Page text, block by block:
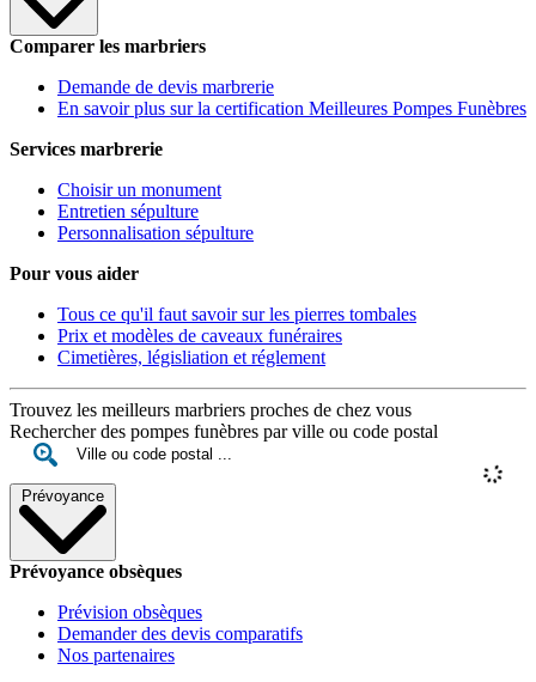
Comparer les marbriers
Demande de devis marbrerie
En savoir plus sur la certification Meilleures Pompes Funèbres
Services marbrerie
Choisir un monument
Entretien sépulture
Personnalisation sépulture
Pour vous aider
Tous ce qu'il faut savoir sur les pierres tombales
Prix et modèles de caveaux funéraires
Cimetières, législiation et réglement
Trouvez les meilleurs marbriers proches de chez vous
Rechercher des pompes funèbres par ville ou code postal
Prévoyance
Prévoyance obsèques
Prévision obsèques
Demander des devis comparatifs
Nos partenaires